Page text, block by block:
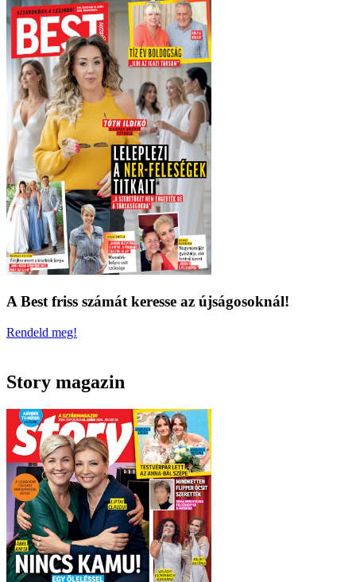
A Best friss számát keresse az újságosoknál!
Rendeld meg!
Story magazin